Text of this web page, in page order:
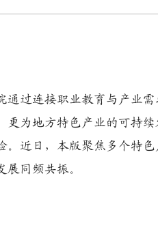
过连接职业教育与产业需
为地方特色产业的可持续
。近日，本版聚焦多个特色
同频共振。